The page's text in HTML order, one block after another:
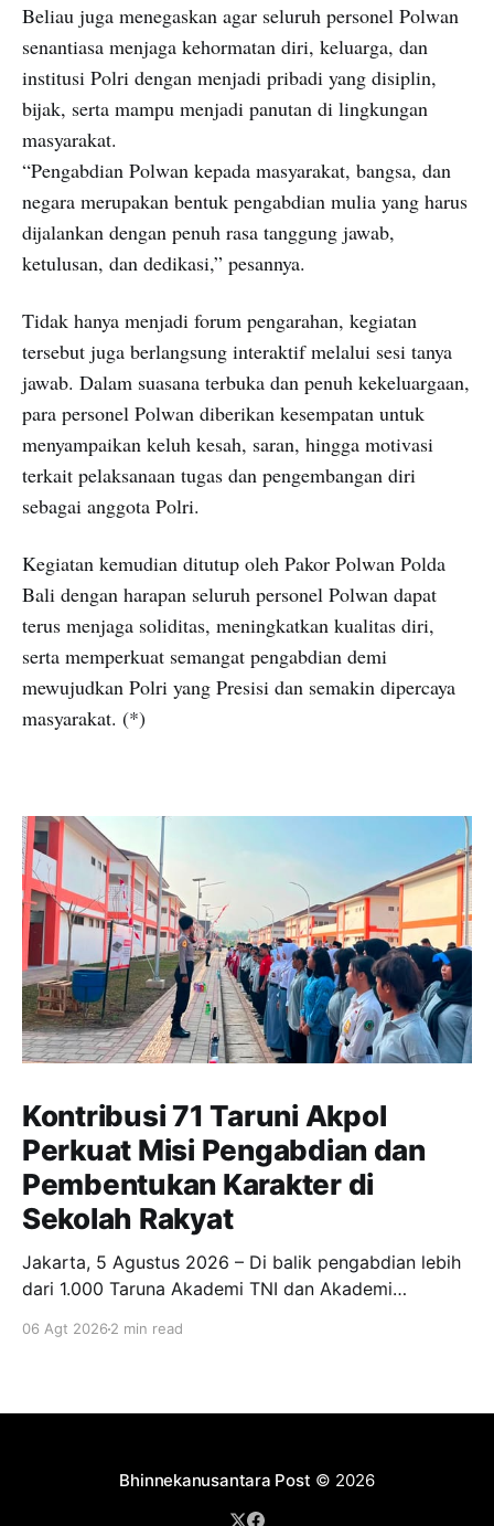
Beliau juga menegaskan agar seluruh personel Polwan
senantiasa menjaga kehormatan diri, keluarga, dan
institusi Polri dengan menjadi pribadi yang disiplin,
bijak, serta mampu menjadi panutan di lingkungan
masyarakat.
“Pengabdian Polwan kepada masyarakat, bangsa, dan
negara merupakan bentuk pengabdian mulia yang harus
dijalankan dengan penuh rasa tanggung jawab,
ketulusan, dan dedikasi,” pesannya.
Tidak hanya menjadi forum pengarahan, kegiatan
tersebut juga berlangsung interaktif melalui sesi tanya
jawab. Dalam suasana terbuka dan penuh kekeluargaan,
para personel Polwan diberikan kesempatan untuk
menyampaikan keluh kesah, saran, hingga motivasi
terkait pelaksanaan tugas dan pengembangan diri
sebagai anggota Polri.
Kegiatan kemudian ditutup oleh Pakor Polwan Polda
Bali dengan harapan seluruh personel Polwan dapat
terus menjaga soliditas, meningkatkan kualitas diri,
serta memperkuat semangat pengabdian demi
mewujudkan Polri yang Presisi dan semakin dipercaya
masyarakat. (*)
Kontribusi 71 Taruni Akpol
Perkuat Misi Pengabdian dan
Pembentukan Karakter di
Sekolah Rakyat
Jakarta, 5 Agustus 2026 – Di balik pengabdian lebih
dari 1.000 Taruna Akademi TNI dan Akademi
Rakyat Tahun 2026, terdapat 71 Taruni Akademi
06 Agt 2026 2 min read
Bhinnekanusantara Post © 2026